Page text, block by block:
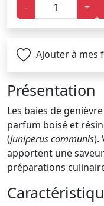
-
+
Ajouter à mes
Présentation
Les baies de
parfum boisé et
(Juniperus communis).
apportent une
préparations